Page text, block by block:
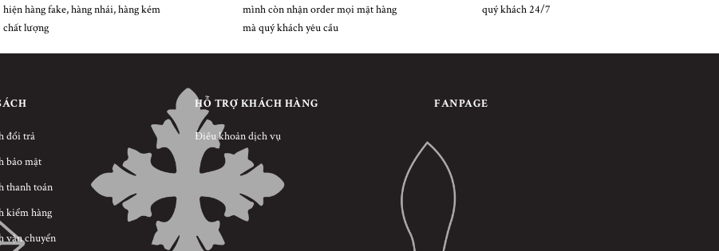
hiện hàng fake, hàng nhái, hàng kém
chất lượng
mình còn nhận order mọi mặt hàng
mà quý khách yêu cầu
quý khách 24/7
đổi trả
bảo mật
thanh toán
kiểm hàng
vận chuyển
HỖ TRỢ KHÁCH HÀNG
Điều khoản dịch vụ
FANPAGE